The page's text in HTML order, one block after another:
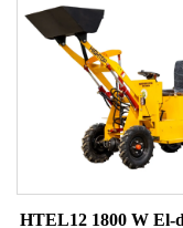
HTEL12 1800 W El-